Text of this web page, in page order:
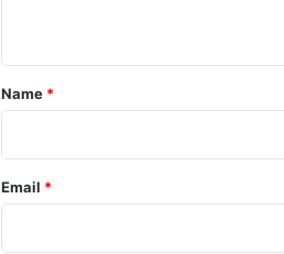
*
Name *
Email *